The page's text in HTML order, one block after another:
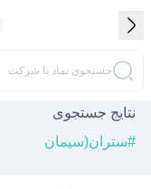
جستجوی نماد یا شرکت
نتایج جستجوی
#ستران(سیمان